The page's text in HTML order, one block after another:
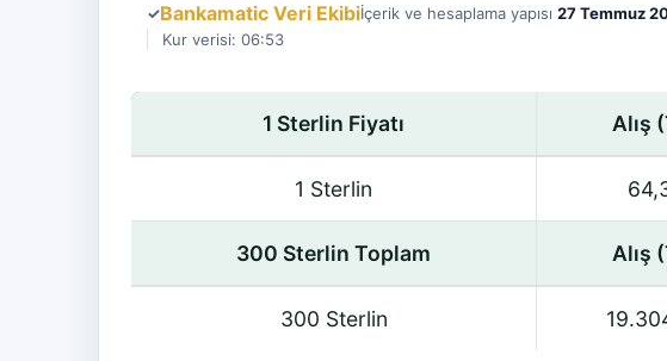
✓Bankamatic Veri Ekibiİçerik ve hesaplama yapısı 27 Temmuz
Kur verisi: 06:53
1 Sterlin Fiyatı Alış
1 Sterlin
300 Sterlin Toplam Alış
300 Sterlin